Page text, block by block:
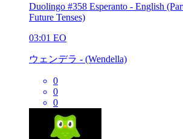
Duolingo #358 Esperanto - English
Future Tenses)
03:01 EO
ウェンデラ - (Wendella)
0
0
0